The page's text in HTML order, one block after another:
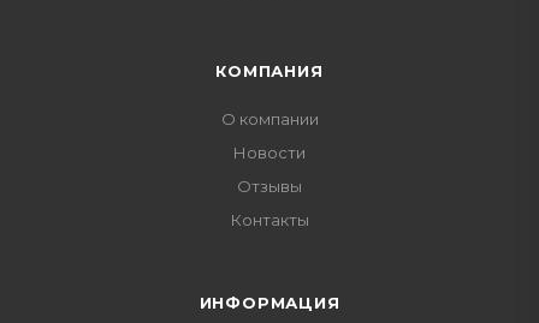
КОМПАНИЯ
О компании
Новости
Отзывы
Контакты
ИНФОРМАЦИЯ